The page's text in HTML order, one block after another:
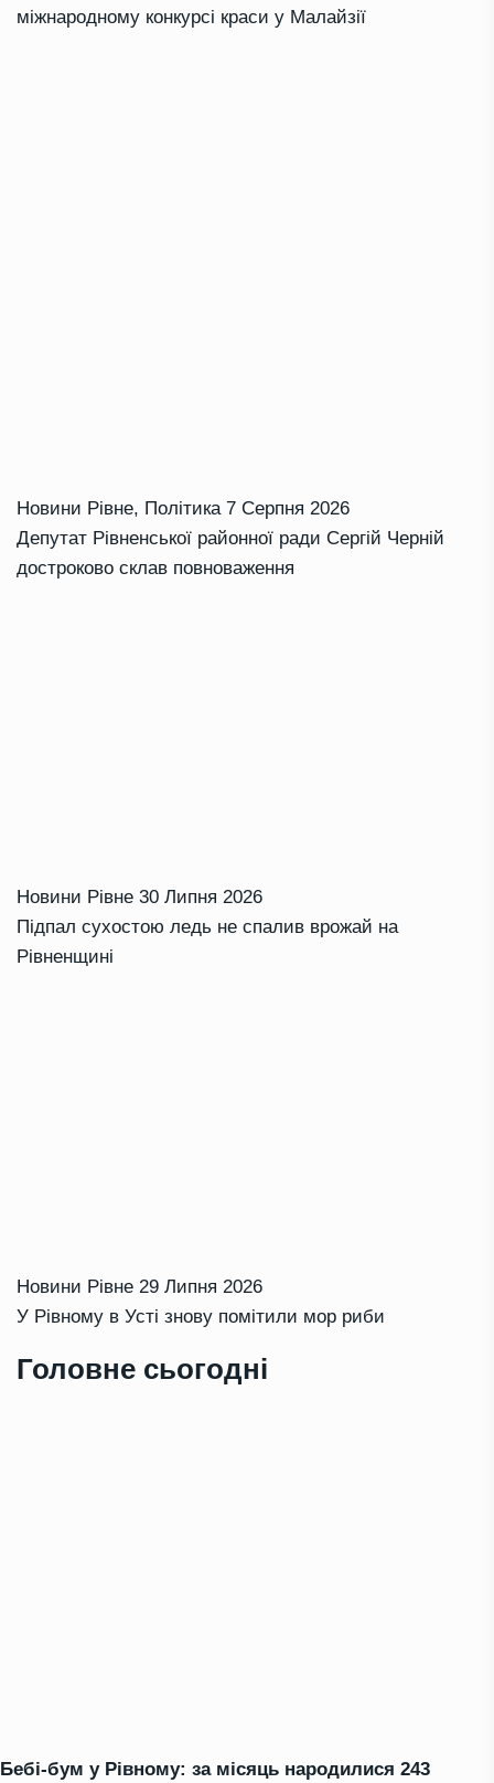
міжнародному конкурсі краси у Малайзії
Новини Рівне, Політика 7 Серпня 2026
Депутат Рівненської районної ради Сергій Черній
достроково склав повноваження
Новини Рівне 30 Липня 2026
Підпал сухостою ледь не спалив врожай на
Рівненщині
Новини Рівне 29 Липня 2026
У Рівному в Усті знову помітили мор риби
Головне сьогодні
Бебі-бум у Рівному: за місяць народилися 243